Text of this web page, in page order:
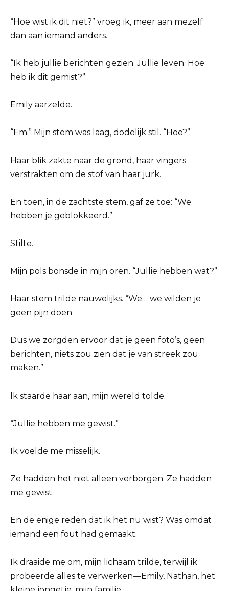
“Hoe wist ik dit niet?” vroeg ik, meer aan mezelf
dan aan iemand anders.
“Ik heb jullie berichten gezien. Jullie leven. Hoe
heb ik dit gemist?”
Emily aarzelde.
“Em.” Mijn stem was laag, dodelijk stil. “Hoe?”
Haar blik zakte naar de grond, haar vingers
verstrakten om de stof van haar jurk.
En toen, in de zachtste stem, gaf ze toe: “We
hebben je geblokkeerd.”
Stilte.
Mijn pols bonsde in mijn oren. “Jullie hebben wat?”
Haar stem trilde nauwelijks. “We… we wilden je
geen pijn doen.
Dus we zorgden ervoor dat je geen foto’s, geen
berichten, niets zou zien dat je van streek zou
maken.”
Ik staarde haar aan, mijn wereld tolde.
“Jullie hebben me gewist.”
Ik voelde me misselijk.
Ze hadden het niet alleen verborgen. Ze hadden
me gewist.
En de enige reden dat ik het nu wist? Was omdat
iemand een fout had gemaakt.
Ik draaide me om, mijn lichaam trilde, terwijl ik
probeerde alles te verwerken—Emily, Nathan, het